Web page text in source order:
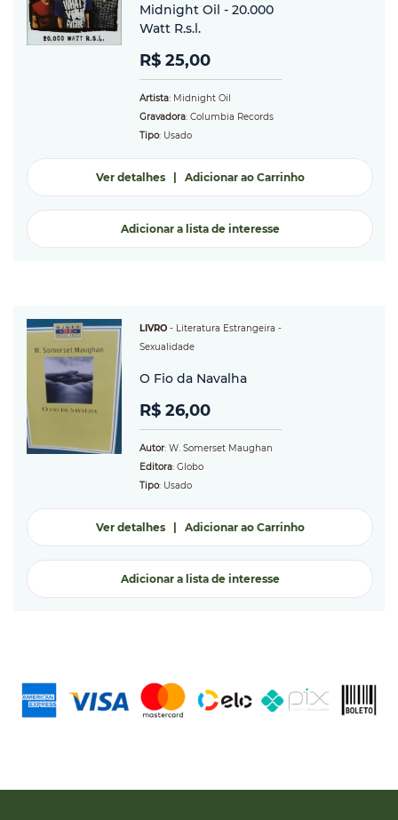
Midnight Oil - 20.000
Watt R.s.l.
R$ 25,00
Artista: Midnight Oil
Gravadora: Columbia Records
Tipo: Usado
Ver detalhes| Adicionar ao Carrinho
Adicionar a lista de interesse
LIVRO - Literatura Estrangeira -
Sexualidade
O Fio da Navalha
R$ 26,00
Autor: W. Somerset Maughan
Editora: Globo
Tipo: Usado
Ver detalhes| Adicionar ao Carrinho
Adicionar a lista de interesse